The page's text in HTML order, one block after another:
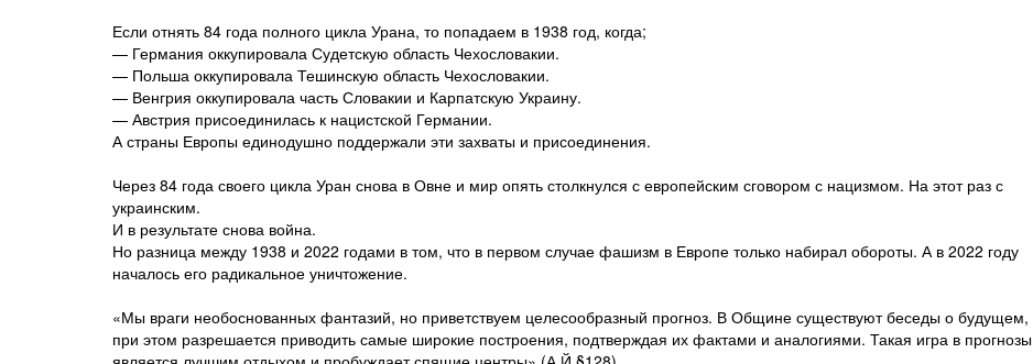
Если отнять 84 года полного цикла Урана, то попадаем в 1938 год, когда;
— Германия оккупировала Судетскую область Чехословакии.
— Польша оккупировала Тешинскую область Чехословакии.
— Венгрия оккупировала часть Словакии и Карпатскую Украину.
— Австрия присоединилась к нацистской Германии.
А страны Европы единодушно поддержали эти захваты и присоединения.
Через 84 года своего цикла Уран снова в Овне и мир опять столкнулся с европейским сговором с нацизмом. На этот раз с
украинским.
И в результате снова война.
Но разница между 1938 и 2022 годами в том, что в первом случае фашизм в Европе только набирал обороты. А в 2022 году
началось его радикальное уничтожение.
«Мы враги необоснованных фантазий, но приветствуем целесообразный прогноз. В Общине существуют беседы о будущем,
при этом разрешается приводить самые широкие построения, подтверждая их фактами и аналогиями. Такая игра в прогнозы